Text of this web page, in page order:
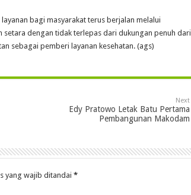
bagi masyarakat terus berjalan melalui
dengan tidak terlepas dari dukungan penuh dari
sebagai pemberi layanan kesehatan. (ags)
Next
Edy Pratowo Letak Batu Pertama
Pembangunan Makodam
yang wajib ditandai *